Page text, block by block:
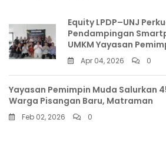
Equity LPDP–UNJ
Pendampingan
UMKM Yayasan
Apr 04, 2026 0
Yayasan Pemimpin Muda Salurkan
Warga Pisangan Baru, Matraman
Feb 02, 2026 0